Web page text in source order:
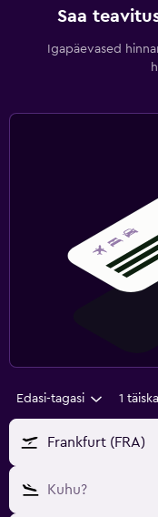
Saa
Igapäevased
Edasi-tagasi 1
Frankfurt (FRA)
Kuhu?